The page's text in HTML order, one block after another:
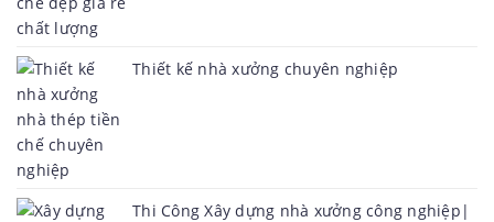
Thiết kế nhà xưởng chuyên nghiệp
Thi Công Xây dựng nhà xưởng công nghiệp|